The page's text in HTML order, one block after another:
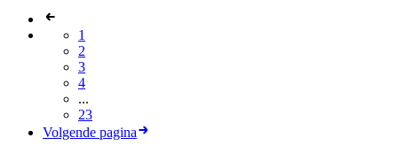
1
2
3
4
...
23
Volgende pagina